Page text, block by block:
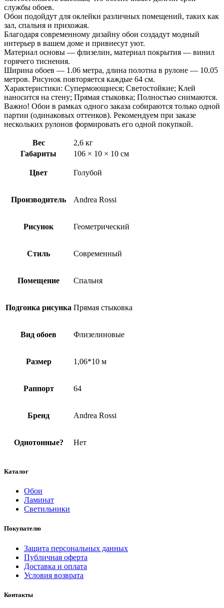
службы обоев.
Обои подойдут для оклейки различных помещений, таких как
зал, спальня и прихожая.
Благодаря современному дизайну обои создадут модный
интерьер в вашем доме и привнесут уют.
Материал основы — флизелин, материал покрытия — винил
горячего тиснения.
Ширина обоев — 1.06 метра, длина полотна в рулоне — 10.05
метров. Рисунок повторяется каждые 64 см.
Характеристики: Супермоющиеся; Светостойкие; Клей
наносится на стену; Прямая стыковка; Полностью снимаются.
Важно! Обои в рамках одного заказа собираются только одной
партии (одинаковых оттенков). Рекомендуем при заказе
нескольких рулонов формировать его одной покупкой.
Вес
2,6 кг
Габариты
106 × 10 × 10 см
Цвет Голубой
Производитель Andrea Rossi
Рисунок Геометрический
Стиль Современный
Помещение Спальня
Подгонка рисунка Прямая стыковка
Вид обоев Флизелиновые
Размер 1,06*10 м
Раппорт 64
Бренд Andrea Rossi
Однотонные? Нет
Каталог
Обои
Ламинат
Светильники
Покупателю
Защита персональных данных
Публичная оферта
Доставка и оплата
Условия возврата
Контакты